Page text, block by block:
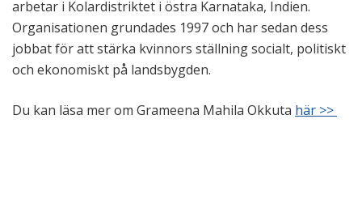
arbetar i Kolardistriktet i östra Karnataka, Indien.
Organisationen grundades 1997 och har sedan dess
jobbat för att stärka kvinnors ställning socialt, politiskt
och ekonomiskt på landsbygden.
Du kan läsa mer om Grameena Mahila Okkuta här >>